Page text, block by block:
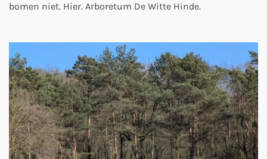
bomen niet. Hier. Arboretum De Witte Hinde.